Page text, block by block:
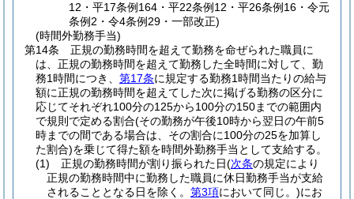
12・平17条例164・平22条例12・平26条例16・令元
条例2・令4条例29・一部改正)
(時間外勤務手当)
第14条
正規の勤務時間を超えて勤務を命ぜられた職員に
は、正規の勤務時間を超えて勤務した全時間に対して、勤
務1時間につき、 第17条に規定する勤務1時間当たりの給与
額に正規の勤務時間を超えてした次に掲げる勤務の区分に
応じてそれぞれ100分の125から100分の150までの範囲内
で規則で定める割合(その勤務が午後10時から翌日の午前5
時までの間である場合は、その割合に100分の25を加算し
た割合)を乗じて得た額を時間外勤務手当として支給する。
(1)
正規の勤務時間が割り振られた日(次条の規定により
正規の勤務時間中に勤務した職員に休日勤務手当が支給
されることとなる日を除く。 第3項において同じ。)にお